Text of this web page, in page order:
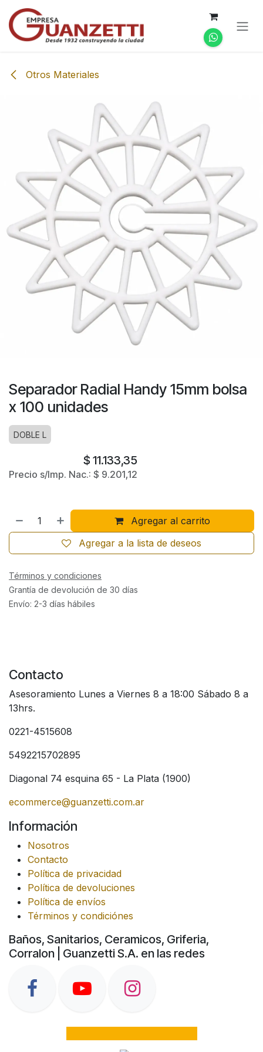
Ir al contenido
Otros Materiales
Separador Radial Handy 15mm bolsa
x 100 unidades
DOBLE L
$ 11.133,35
Precio s/Imp. Nac.: $ 9.201,12
Agregar al carrito
Agregar a la lista de deseos
Términos y condiciones
Grantía de devolución de 30 días
Envío: 2-3 días hábiles
Contacto
Asesoramiento Lunes a Viernes 8 a 18:00 Sábado 8 a
13hrs.
0221-4515608
5492215702895
Diagonal 74 esquina 65 - La Plata (1900)
ecommerce@guanzetti.com.ar
Información
Nosotros
Contacto
Política de privacidad
Política de devoluciones
Política de envíos
Términos y condiciónes
Baños, Sanitarios, Ceramicos, Griferia,
Corralon | Guanzetti S.A. en las redes